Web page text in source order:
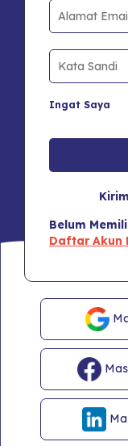
Ingat Saya
Belum
Daftar Akun